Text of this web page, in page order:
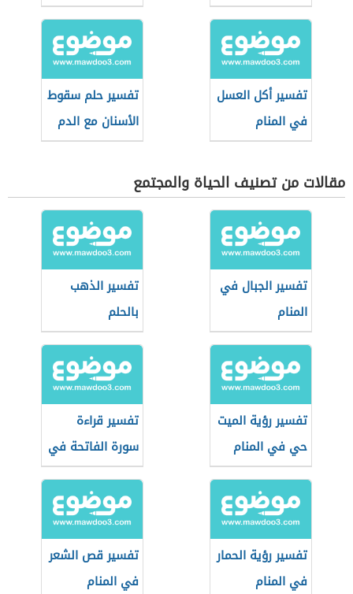
المنام
تفسير أكل العسل
في المنام
تفسير حلم سقوط
الأسنان مع الدم
مقالات من تصنيف الحياة والمجتمع
تفسير الجبال في
المنام
تفسير الذهب
بالحلم
تفسير رؤية الميت
حي في المنام
تفسير قراءة
سورة الفاتحة في
المنام
تفسير رؤية الحمار
في المنام
تفسير قص الشعر
في المنام